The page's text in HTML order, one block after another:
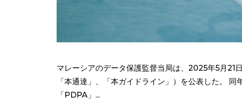
マレーシアのデータ保護監督当局は、2025年5月21
「本通達」、「本ガイドライン」）を公表した。
「PDPA」...